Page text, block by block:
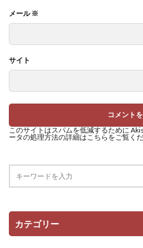
メール※
サイト
このサイトはスパムを低減するために
ータの処理方法の詳細はこちらをご覧く
カテゴリー